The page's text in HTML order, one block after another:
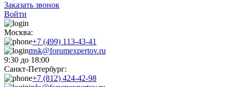
Заказать звонок
Войти
Москва:
+7 (499) 113-43-41
msk@forumexpertov.ru
9:30 до 18:00
Санкт-Петербург:
+7 (812) 424-42-98